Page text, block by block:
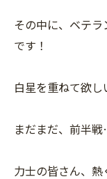
その中に、ベテ
です！
白星を重ねて欲
まだまだ、前半
力士の皆さん、